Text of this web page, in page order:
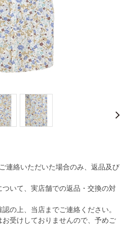
連絡いただいた場合のみ、返品及び
いて、実店舗での返品・交換の対
の上、当店までご連絡ください。
受けしておりませんので、予めご